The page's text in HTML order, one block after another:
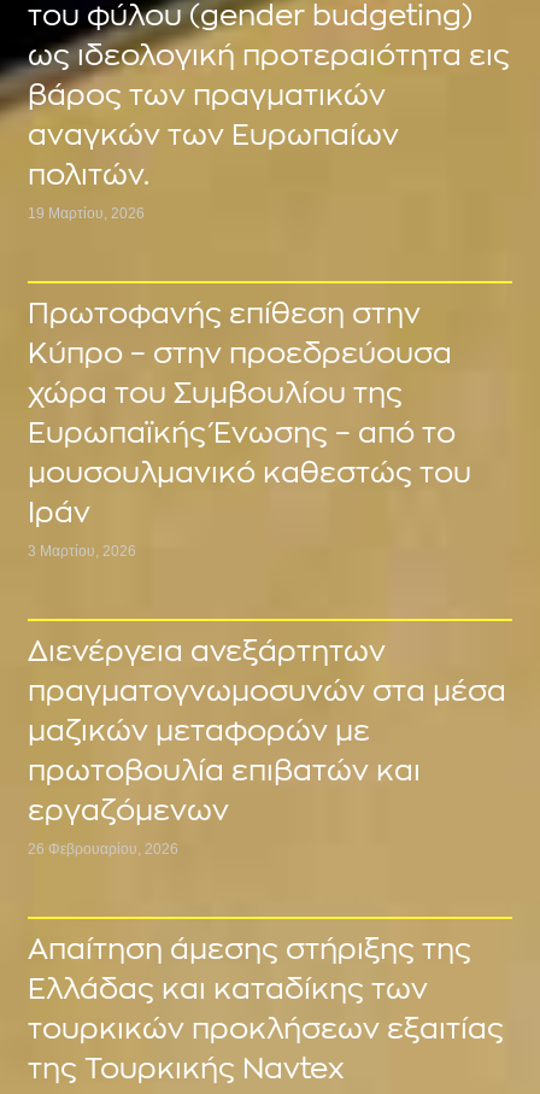
του φύλου (gender budgeting)
ως ιδεολογική προτεραιότητα εις
βάρος των πραγματικών
αναγκών των Ευρωπαίων
πολιτών.
19 Μαρτίου, 2026
Πρωτοφανής επίθεση στην
Κύπρο – στην προεδρεύουσα
χώρα του Συμβουλίου της
Ευρωπαϊκής Ένωσης – από το
μουσουλμανικό καθεστώς του
Ιράν
3 Μαρτίου, 2026
Διενέργεια ανεξάρτητων
πραγματογνωμοσυνών στα μέσα
μαζικών μεταφορών με
πρωτοβουλία επιβατών και
εργαζόμενων
26 Φεβρουαρίου, 2026
Απαίτηση άμεσης στήριξης της
Ελλάδας και καταδίκης των
τουρκικών προκλήσεων εξαιτίας
της Τουρκικής Navtex